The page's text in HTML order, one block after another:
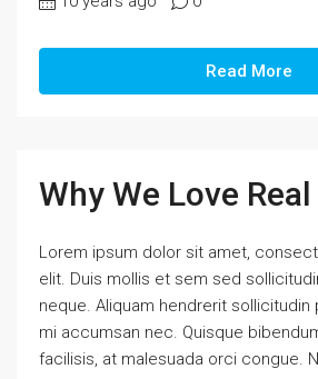
Read More
Why We Love
Lorem ipsum dolor sit amet,
elit. Duis mollis et sem sed
neque. Aliquam hendrerit sollicitudin
mi accumsan nec. Quisque
facilisis, at malesuada orci congue.